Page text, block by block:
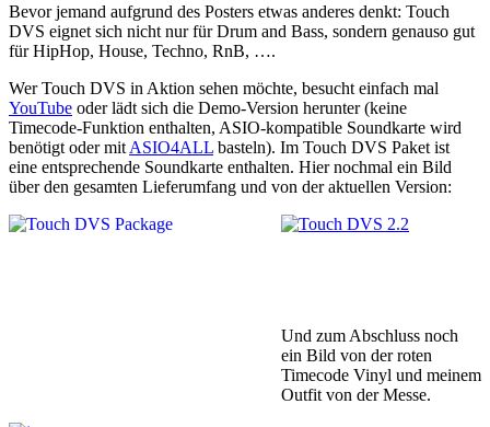
Bevor jemand aufgrund des Posters etwas anderes denkt: Touch
DVS eignet sich nicht nur für Drum and Bass, sondern genauso gut
für HipHop, House, Techno, RnB, ….
Wer Touch DVS in Aktion sehen möchte, besucht einfach mal
YouTube oder lädt sich die Demo-Version herunter (keine
Timecode-Funktion enthalten, ASIO-kompatible Soundkarte wird
benötigt oder mit ASIO4ALL basteln). Im Touch DVS Paket ist
eine entsprechende Soundkarte enthalten. Hier nochmal ein Bild
über den gesamten Lieferumfang und von der aktuellen Version:
Und zum Abschluss noch
ein Bild von der roten
Timecode Vinyl und meinem
Outfit von der Messe.